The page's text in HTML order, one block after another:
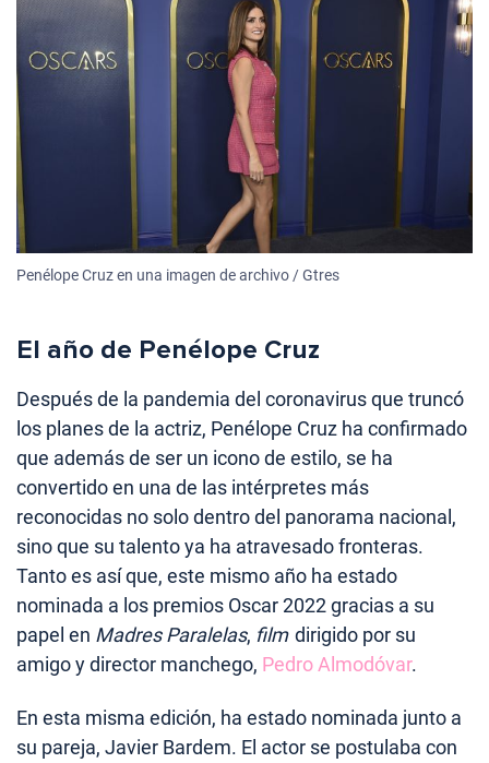
Penélope Cruz en una imagen de archivo / Gtres
El año de Penélope Cruz
Después de la pandemia del coronavirus que truncó
los planes de la actriz, Penélope Cruz ha confirmado
que además de ser un icono de estilo, se ha
convertido en una de las intérpretes más
reconocidas no solo dentro del panorama nacional,
sino que su talento ya ha atravesado fronteras.
Tanto es así que, este mismo año ha estado
nominada a los premios Oscar 2022 gracias a su
papel en Madres Paralelas, film dirigido por su
amigo y director manchego, Pedro Almodóvar.
En esta misma edición, ha estado nominada junto a
su pareja, Javier Bardem. El actor se postulaba con